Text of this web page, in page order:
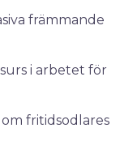
främmande
i arbetet för
fritidsodlares